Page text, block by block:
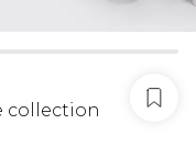
collection